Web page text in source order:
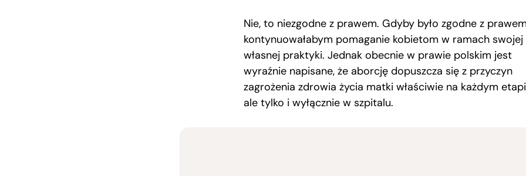
Nie, to niezgodne z prawem. Gdyby było zgodne z
kontynuowałabym pomaganie kobietom w ramach swojej
własnej praktyki. Jednak obecnie w prawie polskim jest
wyraźnie napisane, że aborcję dopuszcza się z przyczyn
zagrożenia zdrowia życia matki właściwie na każdym
ale tylko i wyłącznie w szpitalu.